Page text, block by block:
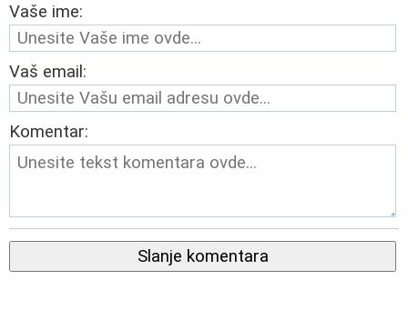
Vaše ime:
Vaš email:
Komentar:
Slanje komentara